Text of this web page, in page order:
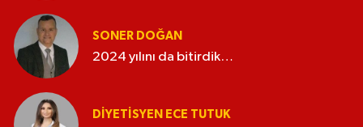
SONER DOĞAN
2024 yılını da bitirdik…
DIYETISYEN ECE TUTUK